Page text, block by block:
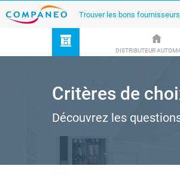
Trouver les bons
DISTRIBUTEUR
Critères de
Découvrez les